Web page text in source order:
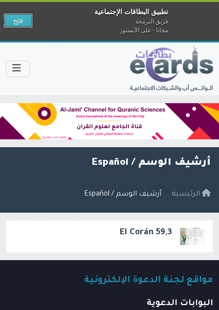
أرشيف الوسم / Español
الرئيسية أرشيف الوسم / Español
El Corán 59,3
مواقع لجنة الدعوة الإلكترونية
البوابات الدعوية
تطبيق البطاقات الإجتماعية
فريق البرمجة
مجانا - على الآبستور
فتح